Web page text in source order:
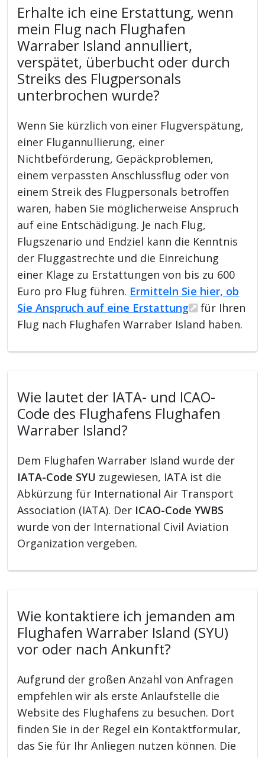
Erhalte ich eine Erstattung, wenn
mein Flug nach Flughafen
Warraber Island annulliert,
verspätet, überbucht oder durch
Streiks des Flugpersonals
unterbrochen wurde?
Wenn Sie kürzlich von einer Flugverspätung,
einer Flugannullierung, einer
Nichtbeförderung, Gepäckproblemen,
einem verpassten Anschlussflug oder von
einem Streik des Flugpersonals betroffen
waren, haben Sie möglicherweise Anspruch
auf eine Entschädigung. Je nach Flug,
Flugszenario und Endziel kann die Kenntnis
der Fluggastrechte und die Einreichung
einer Klage zu Erstattungen von bis zu 600
Euro pro Flug führen. Ermitteln Sie hier, ob
Sie Anspruch auf eine Erstattung
für Ihren
Flug nach Flughafen Warraber Island haben.
Wie lautet der IATA- und ICAO-
Code des Flughafens Flughafen
Warraber Island?
Dem Flughafen Warraber Island wurde der
IATA-Code SYU zugewiesen, IATA ist die
Abkürzung für International Air Transport
Association (IATA). Der ICAO-Code YWBS
wurde von der International Civil Aviation
Organization vergeben.
Wie kontaktiere ich jemanden am
Flughafen Warraber Island (SYU)
vor oder nach Ankunft?
Aufgrund der großen Anzahl von Anfragen
empfehlen wir als erste Anlaufstelle die
Website des Flughafens zu besuchen. Dort
finden Sie in der Regel ein Kontaktformular,
das Sie für Ihr Anliegen nutzen können. Die